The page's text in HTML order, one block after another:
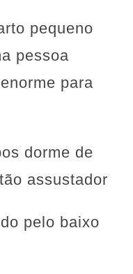
pequeno
pessoa
para
dorme de
assustador
pelo baixo